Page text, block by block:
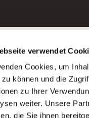
verwendet
Cookies, um
zu können und die
zu Ihrer
weiter. Unsere
die Sie ihnen
Bewerbungstipps
Bewerbung als
Bewerbung als
Bewerbung als
Bewerbung als